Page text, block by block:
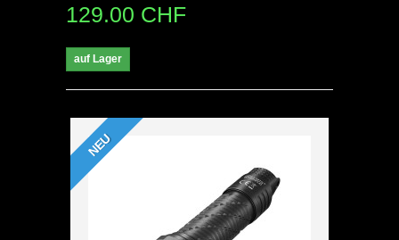
129.00 CHF
auf Lager
NEU